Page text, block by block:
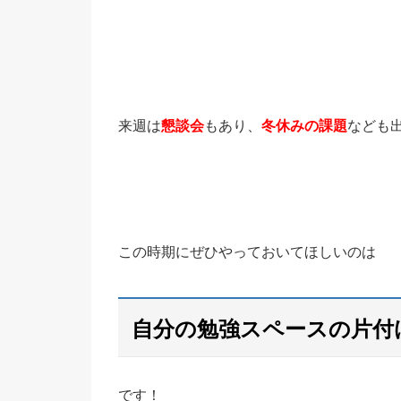
来週は懇談会もあり、 冬休みの課題なども
この時期にぜひやっておいてほしいのは
自分の勉強スペースの片付
です！